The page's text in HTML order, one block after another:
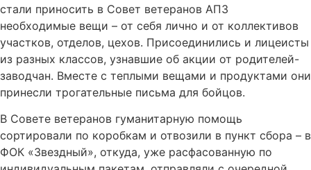
стали приносить в Совет ветеранов АПЗ
необходимые вещи – от себя лично и от коллективов
участков, отделов, цехов. Присоединились и лицеисты
из разных классов, узнавшие об акции от родителей-
заводчан. Вместе с теплыми вещами и продуктами они
принесли трогательные письма для бойцов.
В Совете ветеранов гуманитарную помощь
сортировали по коробкам и отвозили в пункт сбора – в
ФОК «Звездный», откуда, уже расфасованную по